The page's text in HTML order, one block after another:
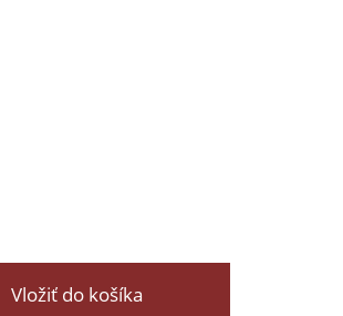
Vložiť do košíka